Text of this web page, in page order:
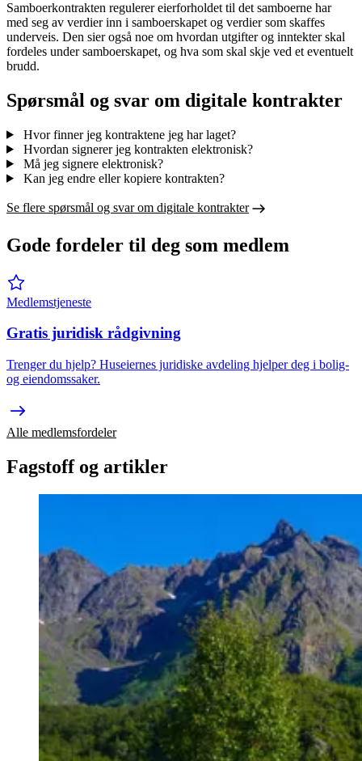
Samboerkontrakten regulerer eierforholdet til det samboerne har
med seg av verdier inn i samboerskapet og verdier som skaffes
underveis. Den sier også noe om hvordan utgifter og inntekter skal
fordeles under samboerskapet, og hva som skal skje ved et eventuelt
brudd.
Spørsmål og svar om digitale kontrakter
Hvor finner jeg kontraktene jeg har laget?
Hvordan signerer jeg kontrakten elektronisk?
Må jeg signere elektronisk?
Kan jeg endre eller kopiere kontrakten?
Se flere spørsmål og svar om digitale kontrakter
Gode fordeler til deg som medlem
Medlemstjeneste
Gratis juridisk rådgivning
Trenger du hjelp? Huseiernes juridiske avdeling hjelper deg i bolig-
og eiendomssaker.
Alle medlemsfordeler
Fagstoff og artikler